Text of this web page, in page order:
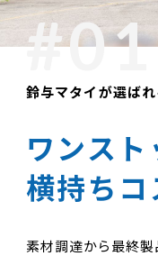
鈴与マタイが選ば
ワンス
横持ち
素材調達から最終